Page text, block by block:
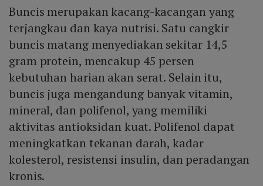
Buncis merupakan kacang-kacangan yang
terjangkau dan kaya nutrisi. Satu cangkir
buncis matang menyediakan sekitar 14,5
gram protein, mencakup 45 persen
kebutuhan harian akan serat. Selain itu,
buncis juga mengandung banyak vitamin,
mineral, dan polifenol, yang memiliki
aktivitas antioksidan kuat. Polifenol dapat
meningkatkan tekanan darah, kadar
kolesterol, resistensi insulin, dan peradangan
kronis.